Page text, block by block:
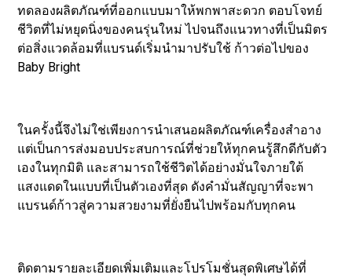
ทดลองผลิตภัณฑ์ที่ออกแบบมาให้พกพาสะดวก ตอบโจทย์
ชีวิตที่ไม่หยุดนิ่งของคนรุ่นใหม่ ไปจนถึงแนวทางที่เป็นมิตร
ต่อสิ่งแวดล้อมที่แบรนด์เริ่มนำมาปรับใช้ ก้าวต่อไปของ
Baby Bright
ในครั้งนี้จึงไม่ใช่เพียงการนำเสนอผลิตภัณฑ์เครื่องสำอาง
แต่เป็นการส่งมอบประสบการณ์ที่ช่วยให้ทุกคนรู้สึกดีกับตัว
เองในทุกมิติ และสามารถใช้ชีวิตได้อย่างมั่นใจภายใต้
แสงแดดในแบบที่เป็นตัวเองที่สุด ดังคำมั่นสัญญาที่จะพา
แบรนด์ก้าวสู่ความสวยงามที่ยั่งยืนไปพร้อมกับทุกคน
ติดตามรายละเอียดเพิ่มเติมและโปรโมชั่นสุดพิเศษได้ที่